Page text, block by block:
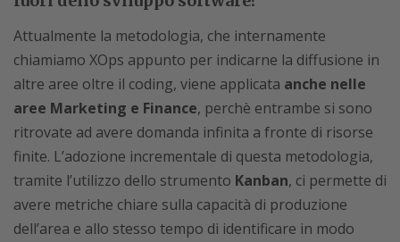
Attualmente la metodologia, che internamente
chiamiamo XOps appunto per indicarne la diffusione in
altre aree oltre il coding, viene applicata anche nelle
aree Marketing e Finance, perchè entrambe si sono
ritrovate ad avere domanda infinita a fronte di risorse
finite. L’adozione incrementale di questa metodologia,
tramite l’utilizzo dello strumento Kanban, ci permette di
avere metriche chiare sulla capacità di produzione
dell’area e allo stesso tempo di identificare in modo